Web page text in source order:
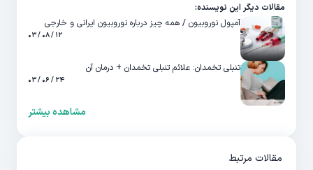
مقالات دیگر این نویسنده:
آمپول نوروبیون / همه چیز درباره نوروبیون ایرانی و خارجی
۱۲ / ۰۸ / ۰۳
تنبلی تخمدان: علائم تنبلی تخمدان + درمان آن
۲۴ / ۰۶ / ۰۳
مشاهده بیشتر
مقالات مرتبط